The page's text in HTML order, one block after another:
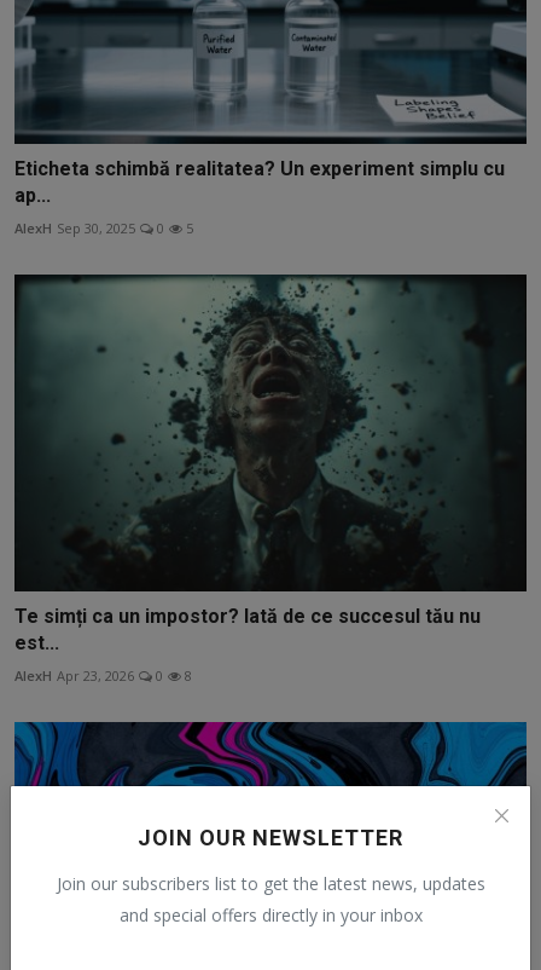
JOIN OUR NEWSLETTER
Join our subscribers list to get the latest news, updates
and special offers directly in your inbox
Eticheta schimbă realitatea? Un experiment simplu cu
ap...
AlexH Sep 30, 2025 0 5
Te simți ca un impostor? Iată de ce succesul tău nu
est...
AlexH Apr 23, 2026 0 8